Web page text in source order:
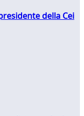
della Cei